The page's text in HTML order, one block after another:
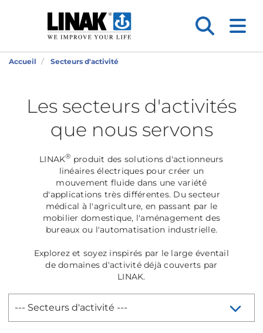
Accueil Secteurs d'activité
Les secteurs d'activités
que nous servons
LINAK® produit des solutions d'actionneurs
linéaires électriques pour créer un
mouvement fluide dans une variété
d'applications très différentes. Du secteur
médical à l'agriculture, en passant par le
mobilier domestique, l'aménagement des
bureaux ou l'automatisation industrielle.
Explorez et soyez inspirés par le large éventail
de domaines d'activité déjà couverts par
LINAK.